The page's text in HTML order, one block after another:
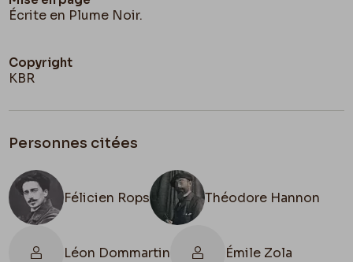
Écrite en Plume Noir.
Copyright
KBR
Personnes citées
Félicien Rops Théodore Hannon
Léon Dommartin Émile Zola